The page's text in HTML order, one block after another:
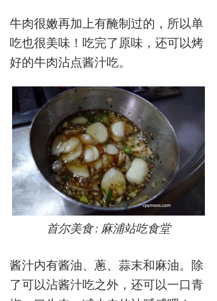
牛肉很嫩再加上有醃制过的，所以单
吃也很美味！吃完了原味，还可以烤
好的牛肉沾点酱汁吃。
首尔美食 : 麻浦站吃食堂
酱汁内有酱油、蔥、蒜末和麻油。除
了可以沾酱汁吃之外，还可以一口青